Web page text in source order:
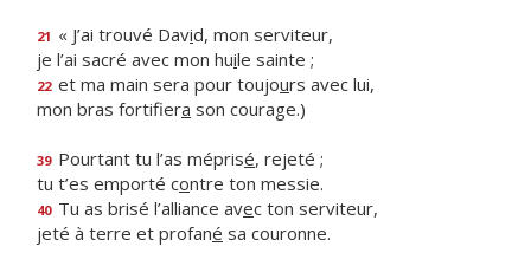
21 « J’ai trouvé David, mon serviteur,
je l’ai sacré avec mon huile sainte ;
22 et ma main sera pour toujours avec lui,
mon bras fortifiera son courage.)
39 Pourtant tu l’as méprisé, rejeté ;
tu t’es emporté contre ton messie.
40 Tu as brisé l’alliance avec ton serviteur,
jeté à terre et profané sa couronne.